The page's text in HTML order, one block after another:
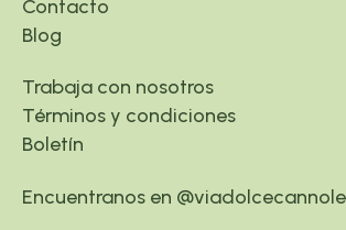
Contacto
Blog
Trabaja con nosotros
Términos y condiciones
Boletín
Encuentranos en